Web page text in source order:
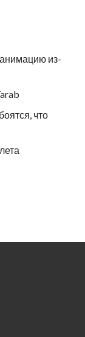
из-
что